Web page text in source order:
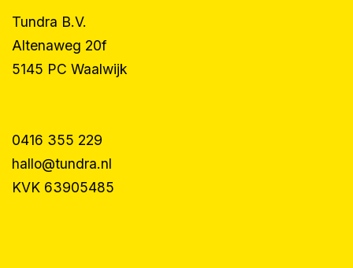
Tundra B.V.
Altenaweg 20f
5145 PC Waalwijk
0416 355 229
hallo@tundra.nl
KVK 63905485